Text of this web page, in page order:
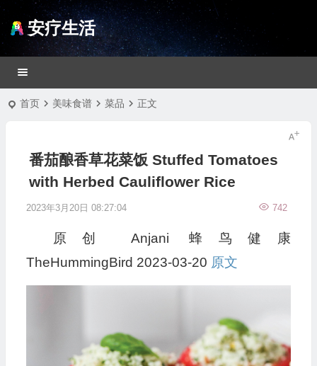
安疗生活
首页 美味食谱 菜品 正文
番茄酿香草花菜饭 Stuffed Tomatoes
with Herbed Cauliflower Rice
2023年3月20日 08:27:04 742
原创 Anjani
蜂鸟健康
TheHummingBird 2023-03-20 原文